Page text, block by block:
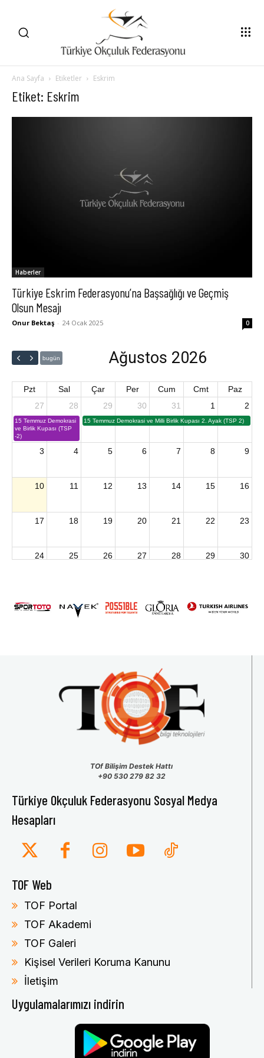
Ana Sayfa Etiketler Eskrim
Etiket: Eskrim
Haberler
Türkiye Eskrim Federasyonu’na Başsağlığı ve Geçmiş
Olsun Mesajı
Onur Bektaş - 24 Ocak 2025 0
bugün Ağustos 2026
Pzt Sal Çar Per Cum Cmt
Paz
27
15 Temmuz Demokrasi
ve Birlik Kupası (TSP
-2)
28 29
15 Temmuz Demokrasi ve Milli Birlik Kupası 2. Ayak (TSP 2)
30 31 1 2
3 4 5 6 7 8 9
10 11 12 13 14 15 16
17 18 19 20 21 22 23
24 25 26 27 28 29 30
TOf Bilişim Destek Hattı
+90 530 279 82 32
Türkiye Okçuluk Federasyonu Sosyal Medya
Hesapları
TOF Web
TOF Portal
TOF Akademi
TOF Galeri
Kişisel Verileri Koruma Kanunu
İletişim
Uygulamalarımızı indirin